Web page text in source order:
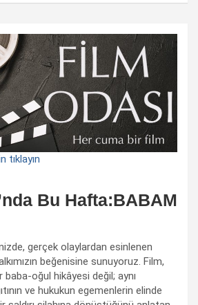
tıklayın
Bu Hafta:BABAM
gerçek olaylardan esinlenen
beğenisine sunuyoruz. Film,
baba-oğul hikâyesi değil; aynı
ve hukukun egemenlerin elinde